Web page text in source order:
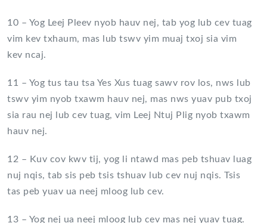
10 – Yog Leej Pleev nyob hauv nej, tab yog lub cev tuag
vim kev txhaum, mas lub tswv yim muaj txoj sia vim
kev ncaj.
11 – Yog tus tau tsa Yes Xus tuag sawv rov los, nws lub
tswv yim nyob txawm hauv nej, mas nws yuav pub txoj
sia rau nej lub cev tuag, vim Leej Ntuj Plig nyob txawm
hauv nej.
12 – Kuv cov kwv tij, yog li ntawd mas peb tshuav luag
nuj nqis, tab sis peb tsis tshuav lub cev nuj nqis. Tsis
tas peb yuav ua neej mloog lub cev.
13 – Yog nej ua neej mloog lub cev mas nej yuav tuag.